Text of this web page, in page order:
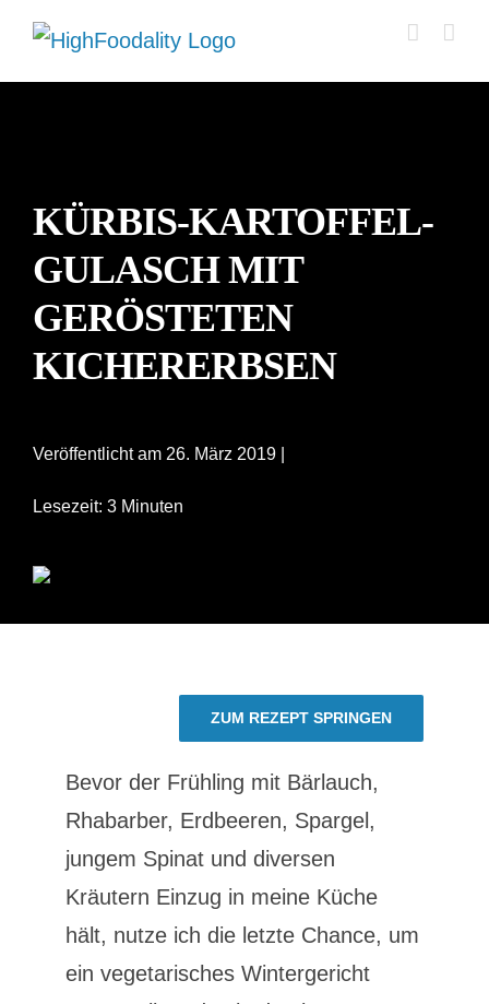
Zum
Inhalt
KÜRBIS-KARTOFFEL-
GULASCH MIT
GERÖSTETEN
KICHERERBSEN
Veröffentlicht am 26. März 2019 |
Lesezeit: 3 Minuten
ZUM REZEPT SPRINGEN
Bevor der Frühling mit Bärlauch,
Rhabarber, Erdbeeren, Spargel,
jungem Spinat und diversen
Kräutern Einzug in meine Küche
hält, nutze ich die letzte Chance, um
ein vegetarisches Wintergericht